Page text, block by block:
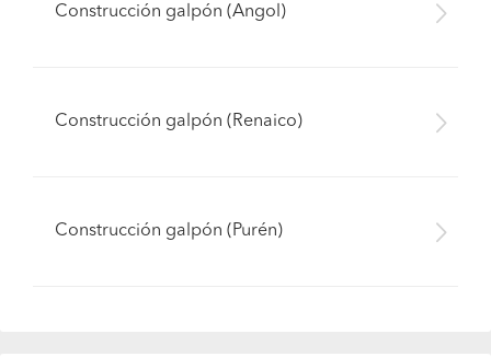
Construcción galpón (Angol)
Construcción galpón (Renaico)
Construcción galpón (Purén)